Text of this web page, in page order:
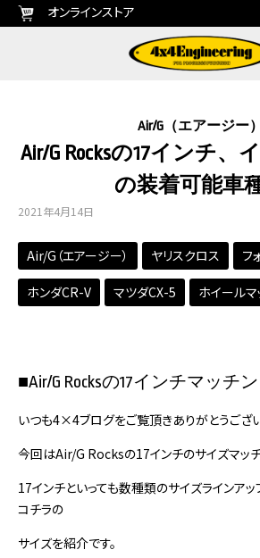
オンラインストア
Air/G（エアージー）
Air/G Rocksの17インチ、
の装着可能車種
2021年4月14日
Air/G（エアージー） ヤリスクロス フ
ホンダCR-V マツダCX-5 ホイールマ
■Air/G Rocksの17インチマッチ
いつも4×4ブログをご覧頂きありがとうござい
今回はAir/G Rocksの17インチのサイズマッチ
17インチといっても数種類のサイズラインア
コチラの
サイズを紹介です。